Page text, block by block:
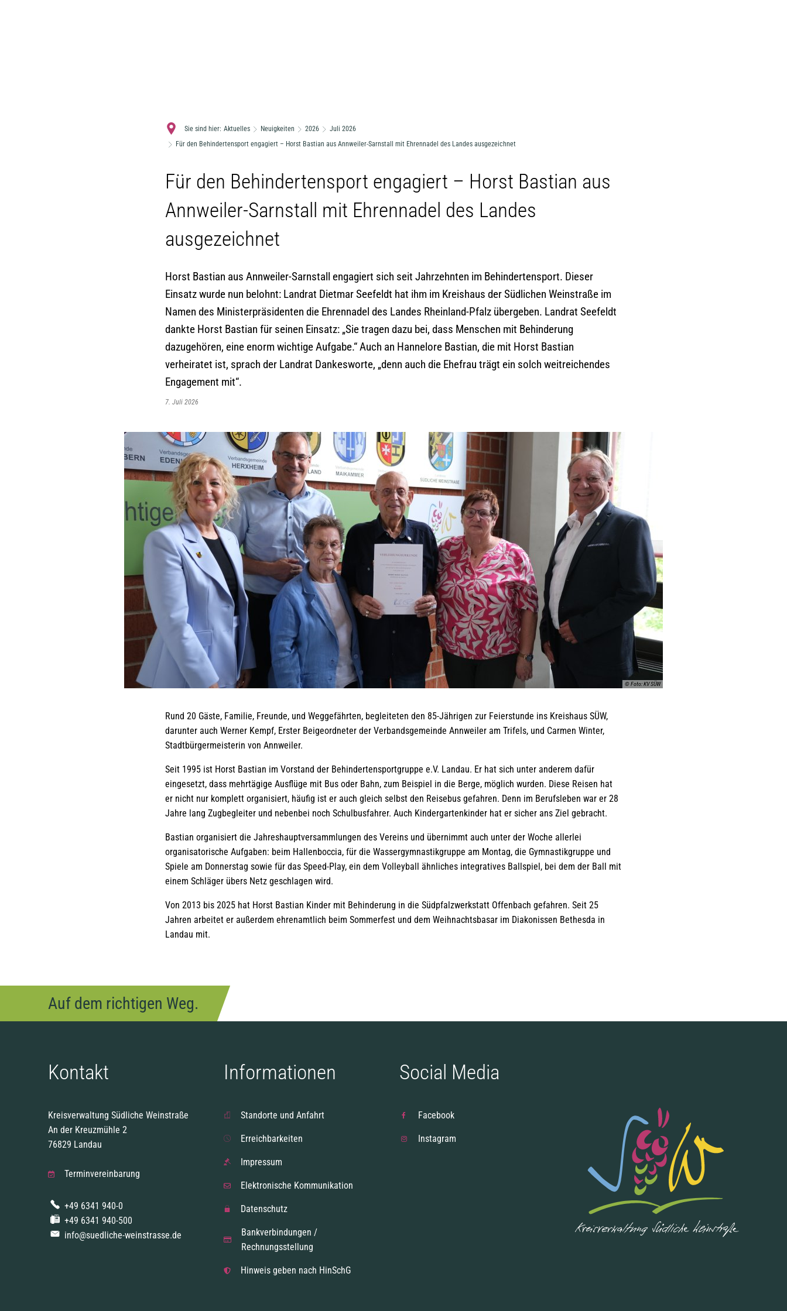
Sie sind hier: Aktuelles Neuigkeiten 2026
Juli 2026
Für den Behindertensport engagiert – Horst Bastian aus Annweiler-Sarnstall mit Ehrennadel des Landes ausgezeichnet
Für den Behindertensport engagiert – Horst Bastian aus
Annweiler-Sarnstall mit Ehrennadel des Landes
ausgezeichnet
Horst Bastian aus Annweiler-Sarnstall engagiert sich seit Jahrzehnten im Behindertensport. Dieser
Einsatz wurde nun belohnt: Landrat Dietmar Seefeldt hat ihm im Kreishaus der Südlichen Weinstraße im
Namen des Ministerpräsidenten die Ehrennadel des Landes Rheinland-Pfalz übergeben. Landrat Seefeldt
dankte Horst Bastian für seinen Einsatz: „Sie tragen dazu bei, dass Menschen mit Behinderung
dazugehören, eine enorm wichtige Aufgabe.“ Auch an Hannelore Bastian, die mit Horst Bastian
verheiratet ist, sprach der Landrat Dankesworte, „denn auch die Ehefrau trägt ein solch weitreichendes
Engagement mit“.
7. Juli 2026
© Foto: KV SÜW
Rund 20 Gäste, Familie, Freunde, und Weggefährten, begleiteten den 85-Jährigen zur Feierstunde ins Kreishaus SÜW,
darunter auch Werner Kempf, Erster Beigeordneter der Verbandsgemeinde Annweiler am Trifels, und Carmen Winter,
Stadtbürgermeisterin von Annweiler.
Seit 1995 ist Horst Bastian im Vorstand der Behindertensportgruppe e.V. Landau. Er hat sich unter anderem dafür
eingesetzt, dass mehrtägige Ausflüge mit Bus oder Bahn, zum Beispiel in die Berge, möglich wurden. Diese Reisen hat
er nicht nur komplett organisiert, häufig ist er auch gleich selbst den Reisebus gefahren. Denn im Berufsleben war er 28
Jahre lang Zugbegleiter und nebenbei noch Schulbusfahrer. Auch Kindergartenkinder hat er sicher ans Ziel gebracht.
Bastian organisiert die Jahreshauptversammlungen des Vereins und übernimmt auch unter der Woche allerlei
organisatorische Aufgaben: beim Hallenboccia, für die Wassergymnastikgruppe am Montag, die Gymnastikgruppe und
Spiele am Donnerstag sowie für das Speed-Play, ein dem Volleyball ähnliches integratives Ballspiel, bei dem der Ball mit
einem Schläger übers Netz geschlagen wird.
Von 2013 bis 2025 hat Horst Bastian Kinder mit Behinderung in die Südpfalzwerkstatt Offenbach gefahren. Seit 25
Jahren arbeitet er außerdem ehrenamtlich beim Sommerfest und dem Weihnachtsbasar im Diakonissen Bethesda in
Landau mit.
Auf dem richtigen Weg.
Kontakt
Kreisverwaltung Südliche Weinstraße
An der Kreuzmühle 2
76829 Landau
Terminvereinbarung
+49 6341 940-0
+49 6341 940-500
info@suedliche-weinstrasse.de
Informationen
Standorte und Anfahrt
Erreichbarkeiten
Impressum
Elektronische Kommunikation
Datenschutz
Bankverbindungen /
Rechnungsstellung
Hinweis geben nach HinSchG
Social Media
Facebook
Instagram